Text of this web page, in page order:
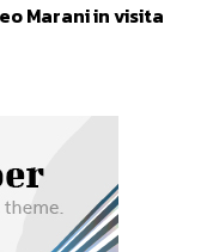
Marani in visita